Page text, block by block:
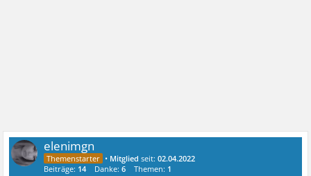
elenimgn
• Mitglied seit:02.04.2022
Beiträge: 14 Danke:6 Themen: 1